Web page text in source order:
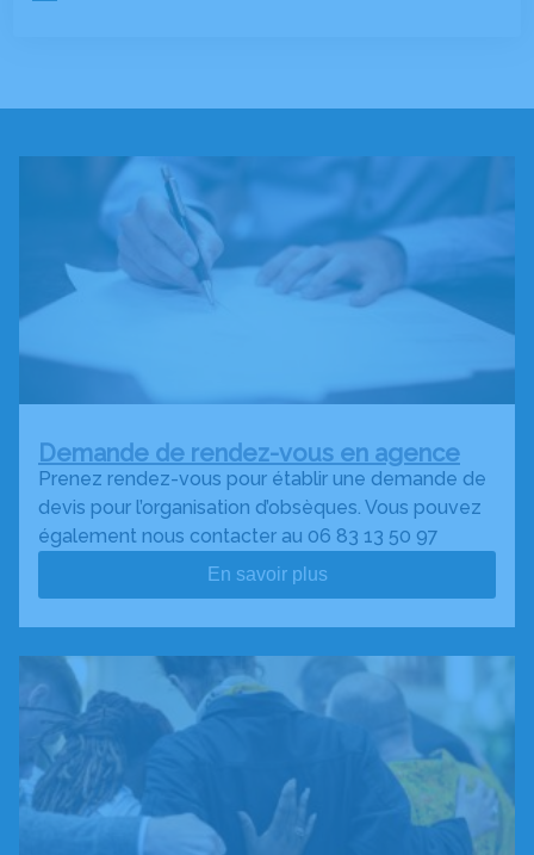
Demande de rendez-vous en agence
Prenez rendez-vous pour établir une demande de
devis pour l’organisation d’obsèques. Vous pouvez
également nous contacter au 06 83 13 50 97
En savoir plus